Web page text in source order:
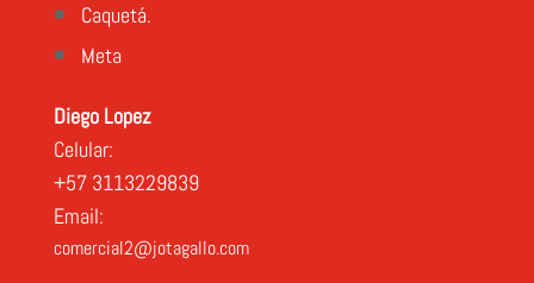
Caquetá.
Meta
Diego Lopez
Celular:
+57 3113229839
Email:
comercial2@jotagallo.com